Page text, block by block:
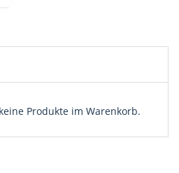
Produkte im Warenkorb.